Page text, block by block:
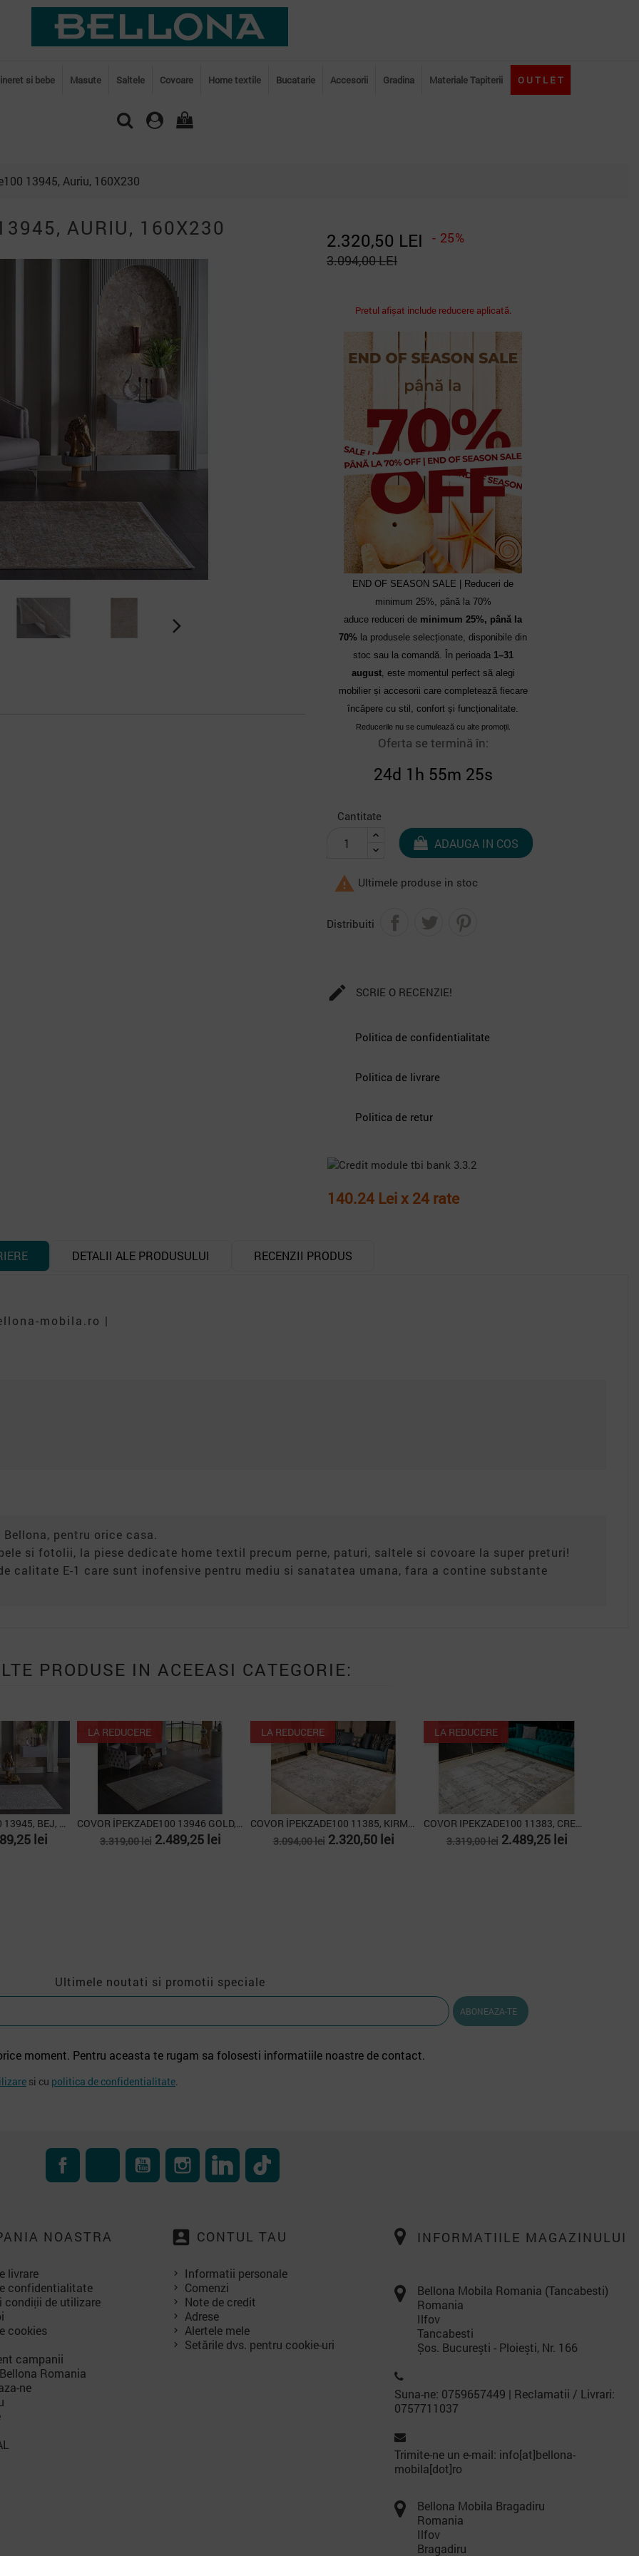
si bebe Masute Saltele Covoare Home textile Bucatarie Accesorii Gradina Materiale Tapiterii O U T L E T
0
13945, Auriu, 160X230
AURIU, 160X230
2.320,50 LEI
- 25%
3.094,00 LEI
Pretul afișat include reducere aplicată.
END OF SEASON SALE | Reduceri de
minimum 25%, până la 70%
aduce reduceri de minimum 25%, până la
70% la produsele selecționate, disponibile din
stoc sau la comandă. În perioada 1–31
august, este momentul perfect să alegi
mobilier și accesorii care completează fiecare
încăpere cu stil, confort și funcționalitate.
Reducerile nu se cumulează cu alte promoții.
Oferta se termină în:
24d 1h 55m 24s
Cantitate
ADAUGA IN COS
 Ultimele produse in stoc
Distribuiti
 SCRIE O RECENZIE!
Politica de confidentialitate
Politica de livrare
Politica de retur
140.24 Lei x 24 rate
DETALII ALE PRODUSULUI RECENZII PRODUS
mobila.ro |
pentru orice casa.
si fotolii, la piese dedicate home textil precum perne, paturi, saltele si covoare la super preturi!
calitate E-1 care sunt inofensive pentru mediu si sanatatea umana, fara a contine substante
PRODUSE IN ACEEASI CATEGORIE:
COVOR İPEKZADE100 13945, BEJ, 160X230
lei
LA REDUCERE
Lipsa stoc
COVOR İPEKZADE100 13946 GOLD, 160X230
Pret
3.319,00 lei Pret
2.489,25 lei
LA REDUCERE
COVOR İPEKZADE100 11385, KIRMIZI, 160X230
Pret
3.094,00 lei Pret
2.320,50 lei
LA REDUCERE
COVOR IPEKZADE100 11383, CREM, 160X230
Pret
3.319,00 lei Pret
2.489,25 lei
Ultimele noutati si promotii speciale
moment. Pentru aceasta te rugam sa folosesti informatiile noastre de contact.
si cu politica de confidentialitate.
FacebookRSS YouTube InstagramLinkedIn
NOASTRA
livrare
confidentialitate
condiții de utilizare
cookies
campanii
Romania
ne
account_box CONTUL TAU
Informatii personale
Comenzi
Note de credit
Adrese
Alertele mele
Setările dvs. pentru cookie-uri
INFORMATIILE MAGAZINULUI
Bellona Mobila Romania (Tancabesti)
Romania
Ilfov
Tancabesti
Șos. Bucureşti - Ploieşti, Nr. 166
Suna-ne: 0759657449 | Reclamatii / Livrari:
0757711037
Trimite-ne un e-mail: info[at]bellona-
mobila[dot]ro
Bellona Mobila Bragadiru
Romania
Ilfov
Bragadiru